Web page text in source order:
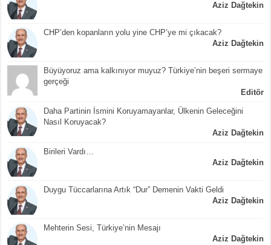
Aziz Dağtekin
CHP’den kopanların yolu yine CHP’ye mi çıkacak?
Aziz Dağtekin
Büyüyoruz ama kalkınıyor muyuz? Türkiye’nin beşeri sermaye
gerçeği
Editör
Daha Partinin İsmini Koruyamayanlar, Ülkenin Geleceğini
Nasıl Koruyacak?
Aziz Dağtekin
Birileri Vardı…
Aziz Dağtekin
Duygu Tüccarlarına Artık “Dur” Demenin Vakti Geldi
Aziz Dağtekin
Mehterin Sesi, Türkiye’nin Mesajı
Aziz Dağtekin